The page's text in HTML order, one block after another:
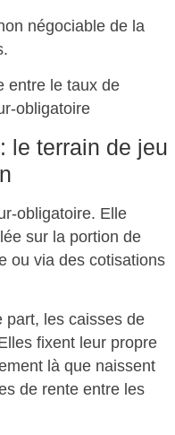
négociable de la
le terrain de jeu
obligatoire. Elle
sur la portion de
ou via des cotisations
part, les caisses de
fixent leur propre
là que naissent
de rente entre les